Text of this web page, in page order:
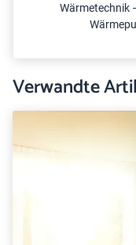
Wärmetechnik
Verwandte